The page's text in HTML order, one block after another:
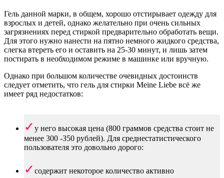
Гель данной марки, в общем, хорошо отстирывает одежду для
взрослых и детей, однако желательно при очень сильных
загрязнениях перед стиркой предварительно обработать вещи.
Для этого нужно нанести на пятно немного жидкого средства,
слегка втереть его и оставить на 25-30 минут, и лишь затем
постирать в необходимом режиме в машинке или вручную.
Однако при большом количестве очевидных достоинств
следует отметить, что гель для стирки Meine Liebe всё же
имеет ряд недостатков:
у него высокая цена (800 граммов средства стоит не
менее 300 -350 рублей). Для среднестатистического
пользователя это довольно дорого:
содержит некоторое количество активно